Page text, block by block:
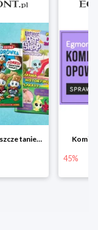
Czasopisma jeszcze taniej! Rabat do -25%
45%